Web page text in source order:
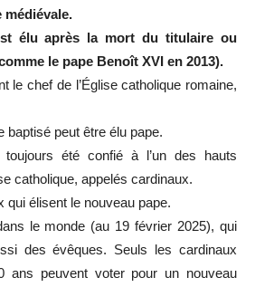
médiévale.
élu après la mort du titulaire ou
le pape Benoît XVI en 2013).
le chef de l’Église catholique romaine,
baptisé peut être élu pape.
été confié à l’un des hauts
catholique, appelés cardinaux.
qui élisent le nouveau pape.
le monde (au 19 février 2025), qui
des évêques. Seuls les cardinaux
ans peuvent voter pour un nouveau